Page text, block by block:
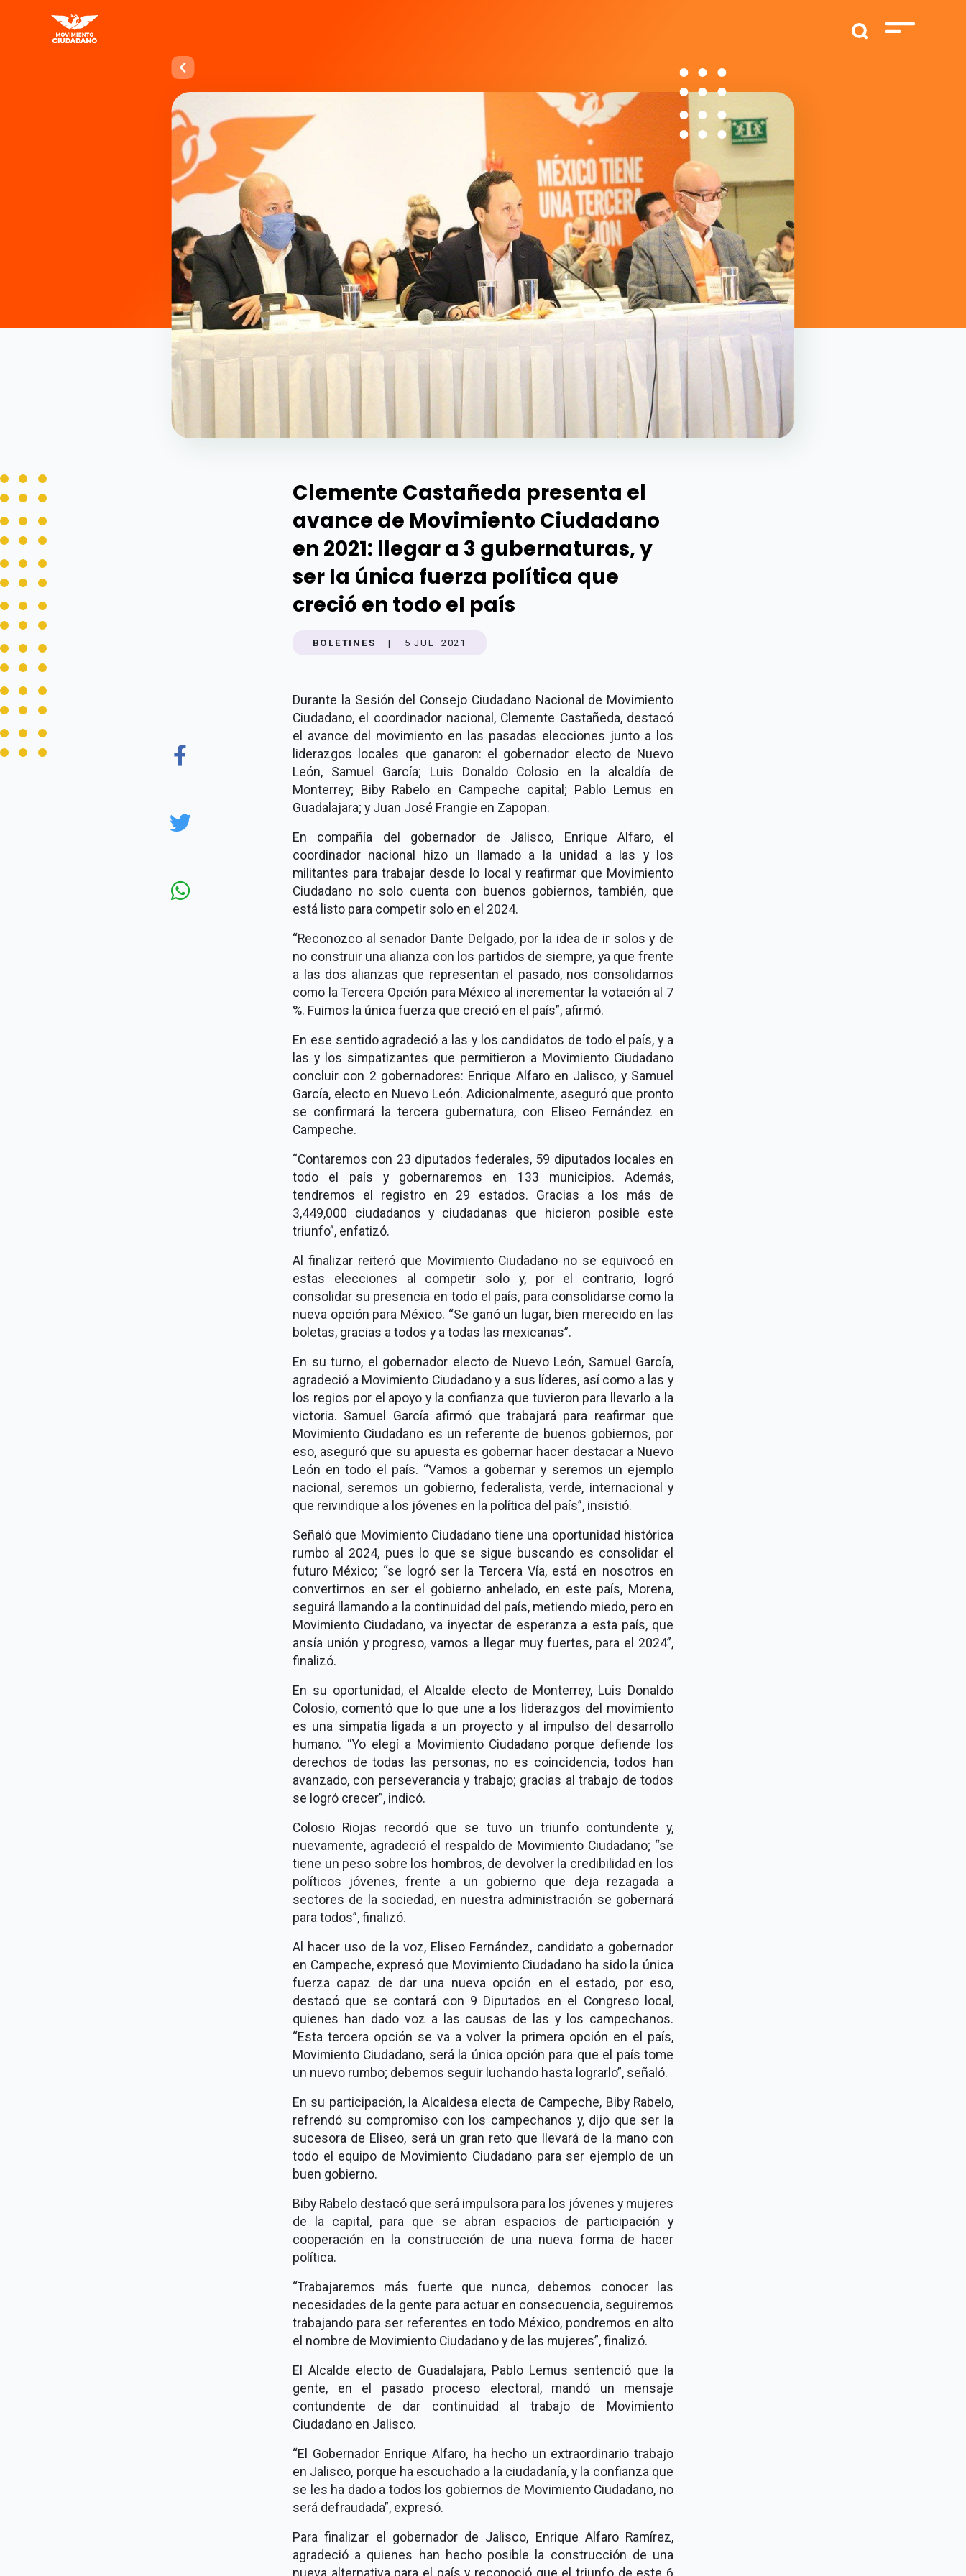
Clemente Castañeda presenta el
avance de Movimiento Ciudadano
en 2021: llegar a 3 gubernaturas, y
ser la única fuerza política que
creció en todo el país
BOLETINES | 5 JUL. 2021
Durante la Sesión del Consejo Ciudadano Nacional de Movimiento
Ciudadano, el coordinador nacional, Clemente Castañeda, destacó
el avance del movimiento en las pasadas elecciones junto a los
liderazgos locales que ganaron: el gobernador electo de Nuevo
León, Samuel García; Luis Donaldo Colosio en la alcaldía de
Monterrey; Biby Rabelo en Campeche capital; Pablo Lemus en
Guadalajara; y Juan José Frangie en Zapopan.
En compañía del gobernador de Jalisco, Enrique Alfaro, el
coordinador nacional hizo un llamado a la unidad a las y los
militantes para trabajar desde lo local y reafirmar que Movimiento
Ciudadano no solo cuenta con buenos gobiernos, también, que
está listo para competir solo en el 2024.
“Reconozco al senador Dante Delgado, por la idea de ir solos y de
no construir una alianza con los partidos de siempre, ya que frente
a las dos alianzas que representan el pasado, nos consolidamos
como la Tercera Opción para México al incrementar la votación al 7
%. Fuimos la única fuerza que creció en el país”, afirmó.
En ese sentido agradeció a las y los candidatos de todo el país, y a
las y los simpatizantes que permitieron a Movimiento Ciudadano
concluir con 2 gobernadores: Enrique Alfaro en Jalisco, y Samuel
García, electo en Nuevo León. Adicionalmente, aseguró que pronto
se confirmará la tercera gubernatura, con Eliseo Fernández en
Campeche.
“Contaremos con 23 diputados federales, 59 diputados locales en
todo el país y gobernaremos en 133 municipios. Además,
tendremos el registro en 29 estados. Gracias a los más de
3,449,000 ciudadanos y ciudadanas que hicieron posible este
triunfo”, enfatizó.
Al finalizar reiteró que Movimiento Ciudadano no se equivocó en
estas elecciones al competir solo y, por el contrario, logró
consolidar su presencia en todo el país, para consolidarse como la
nueva opción para México. “Se ganó un lugar, bien merecido en las
boletas, gracias a todos y a todas las mexicanas”.
En su turno, el gobernador electo de Nuevo León, Samuel García,
agradeció a Movimiento Ciudadano y a sus líderes, así como a las y
los regios por el apoyo y la confianza que tuvieron para llevarlo a la
victoria. Samuel García afirmó que trabajará para reafirmar que
Movimiento Ciudadano es un referente de buenos gobiernos, por
eso, aseguró que su apuesta es gobernar hacer destacar a Nuevo
León en todo el país. “Vamos a gobernar y seremos un ejemplo
nacional, seremos un gobierno, federalista, verde, internacional y
que reivindique a los jóvenes en la política del país”, insistió.
Señaló que Movimiento Ciudadano tiene una oportunidad histórica
rumbo al 2024, pues lo que se sigue buscando es consolidar el
futuro México; “se logró ser la Tercera Vía, está en nosotros en
convertirnos en ser el gobierno anhelado, en este país, Morena,
seguirá llamando a la continuidad del país, metiendo miedo, pero en
Movimiento Ciudadano, va inyectar de esperanza a esta país, que
ansía unión y progreso, vamos a llegar muy fuertes, para el 2024”,
finalizó.
En su oportunidad, el Alcalde electo de Monterrey, Luis Donaldo
Colosio, comentó que lo que une a los liderazgos del movimiento
es una simpatía ligada a un proyecto y al impulso del desarrollo
humano. “Yo elegí a Movimiento Ciudadano porque defiende los
derechos de todas las personas, no es coincidencia, todos han
avanzado, con perseverancia y trabajo; gracias al trabajo de todos
se logró crecer”, indicó.
Colosio Riojas recordó que se tuvo un triunfo contundente y,
nuevamente, agradeció el respaldo de Movimiento Ciudadano; “se
tiene un peso sobre los hombros, de devolver la credibilidad en los
políticos jóvenes, frente a un gobierno que deja rezagada a
sectores de la sociedad, en nuestra administración se gobernará
para todos”, finalizó.
Al hacer uso de la voz, Eliseo Fernández, candidato a gobernador
en Campeche, expresó que Movimiento Ciudadano ha sido la única
fuerza capaz de dar una nueva opción en el estado, por eso,
destacó que se contará con 9 Diputados en el Congreso local,
quienes han dado voz a las causas de las y los campechanos.
“Esta tercera opción se va a volver la primera opción en el país,
Movimiento Ciudadano, será la única opción para que el país tome
un nuevo rumbo; debemos seguir luchando hasta lograrlo”, señaló.
En su participación, la Alcaldesa electa de Campeche, Biby Rabelo,
refrendó su compromiso con los campechanos y, dijo que ser la
sucesora de Eliseo, será un gran reto que llevará de la mano con
todo el equipo de Movimiento Ciudadano para ser ejemplo de un
buen gobierno.
Biby Rabelo destacó que será impulsora para los jóvenes y mujeres
de la capital, para que se abran espacios de participación y
cooperación en la construcción de una nueva forma de hacer
política.
“Trabajaremos más fuerte que nunca, debemos conocer las
necesidades de la gente para actuar en consecuencia, seguiremos
trabajando para ser referentes en todo México, pondremos en alto
el nombre de Movimiento Ciudadano y de las mujeres”, finalizó.
El Alcalde electo de Guadalajara, Pablo Lemus sentenció que la
gente, en el pasado proceso electoral, mandó un mensaje
contundente de dar continuidad al trabajo de Movimiento
Ciudadano en Jalisco.
“El Gobernador Enrique Alfaro, ha hecho un extraordinario trabajo
en Jalisco, porque ha escuchado a la ciudadanía, y la confianza que
se les ha dado a todos los gobiernos de Movimiento Ciudadano, no
será defraudada”, expresó.
Para finalizar el gobernador de Jalisco, Enrique Alfaro Ramírez,
agradeció a quienes han hecho posible la construcción de una
nueva alternativa para el país y reconoció que el triunfo de este 6